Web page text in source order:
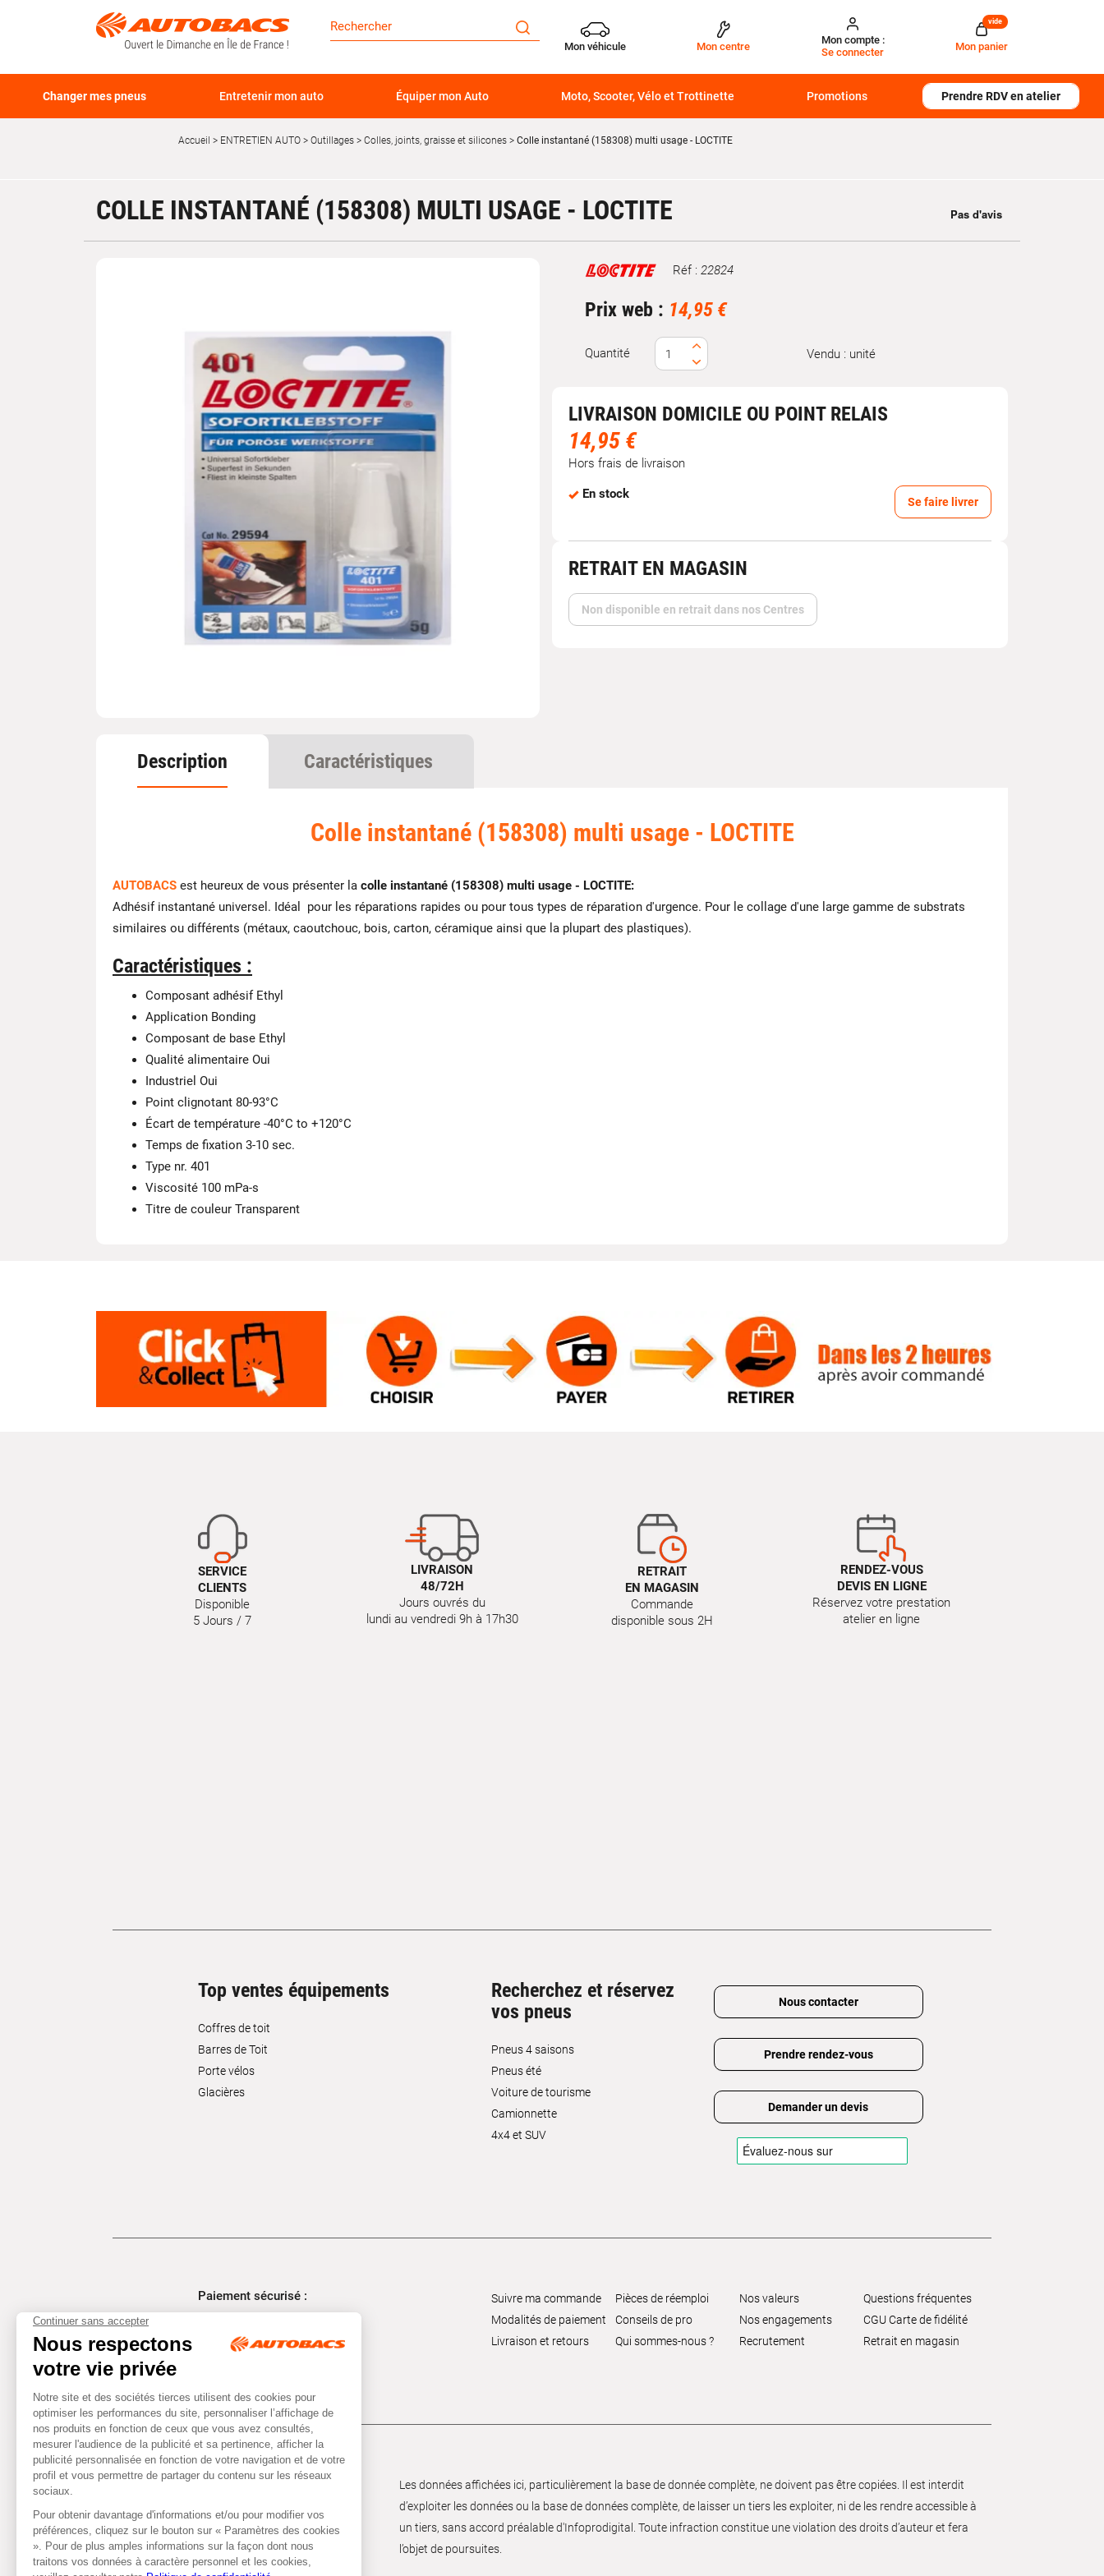
Mon véhicule Mon centre
Mon compte :
Se connecter
Mon panier
vide
Changer mes pneus Entretenir mon auto Équiper mon Auto Moto, Scooter, Vélo et Trottinette Promotions Prendre RDV en atelier
Accueil ENTRETIEN AUTO Outillages Colles, joints, graisse et silicones Colle instantané (158308) multi usage - LOCTITE
COLLE INSTANTANÉ (158308) MULTI USAGE - LOCTITE
Marque Réf : 22824
Prix web : 14,95 €
Quantité Vendu : unité
LIVRAISON DOMICILE OU POINT RELAIS
14,95 €
Hors frais de livraison
En stock
Se faire livrer
RETRAIT EN MAGASIN
Non disponible en retrait dans nos Centres
Description Caractéristiques
Colle instantané (158308) multi usage - LOCTITE
AUTOBACS est heureux de vous présenter la colle instantané (158308) multi usage - LOCTITE:
Adhésif instantané universel. Idéal pour les réparations rapides ou pour tous types de réparation d'urgence. Pour le collage d'une large gamme de substrats
similaires ou différents (métaux, caoutchouc, bois, carton, céramique ainsi que la plupart des plastiques).
Caractéristiques :
Composant adhésif Ethyl
Application Bonding
Composant de base Ethyl
Qualité alimentaire Oui
Industriel Oui
Point clignotant 80-93°C
Écart de température -40°C to +120°C
Temps de fixation 3-10 sec.
Type nr. 401
Viscosité 100 mPa-s
Titre de couleur Transparent
SERVICE
CLIENTS
Disponible
5 Jours / 7
LIVRAISON
48/72H
Jours ouvrés du
lundi au vendredi 9h à 17h30
RETRAIT
EN MAGASIN
Commande
disponible sous 2H
RENDEZ-VOUS
DEVIS EN LIGNE
Réservez votre prestation
atelier en ligne
Top ventes équipements
Coffres de toit
Barres de Toit
Porte vélos
Glacières
Recherchez et réservez
vos pneus
Pneus 4 saisons
Pneus été
Voiture de tourisme
Camionnette
4x4 et SUV
Nous contacter
Prendre rendez-vous
Demander un devis
Paiement sécurisé :
Suivre ma commande
Modalités de paiement
Livraison et retours
Pièces de réemploi
Conseils de pro
Qui sommes-nous ?
Nos valeurs
Nos engagements
Recrutement
Questions fréquentes
CGU Carte de fidélité
Retrait en magasin
Les données affichées ici, particulièrement la base de donnée complète, ne doivent pas être copiées. Il est interdit
d’exploiter les données ou la base de données complète, de laisser un tiers les exploiter, ni de les rendre accessible à
un tiers, sans accord préalable d'Infoprodigital. Toute infraction constitue une violation des droits d’auteur et fera
l’objet de poursuites.